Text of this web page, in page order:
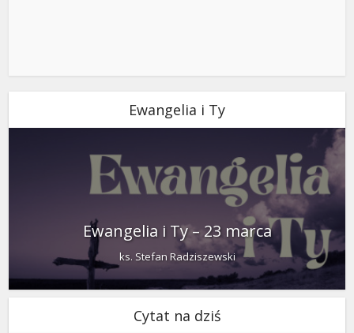
Ewangelia i Ty
Ewangelia i Ty – 23 marca
ks. Stefan Radziszewski
Cytat na dziś